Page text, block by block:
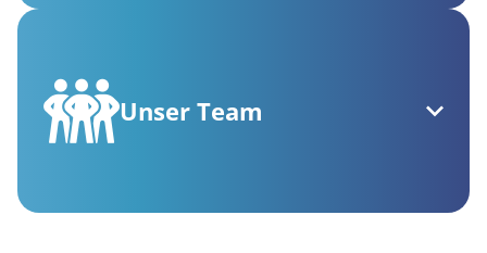
Unser Team